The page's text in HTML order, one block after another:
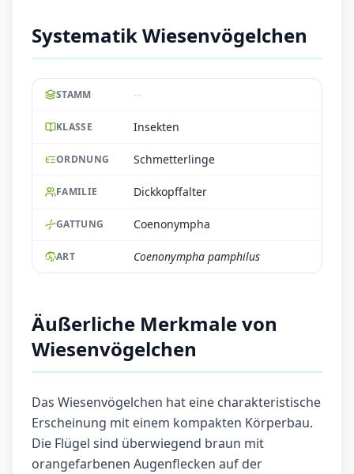
Systematik Wiesenvögelchen
STAMM --
KLASSE Insekten
ORDNUNG Schmetterlinge
FAMILIE Dickkopffalter
GATTUNG Coenonympha
ART Coenonympha pamphilus
Äußerliche Merkmale von
Wiesenvögelchen
Das Wiesenvögelchen hat eine charakteristische
Erscheinung mit einem kompakten Körperbau.
Die Flügel sind überwiegend braun mit
orangefarbenen Augenflecken auf der